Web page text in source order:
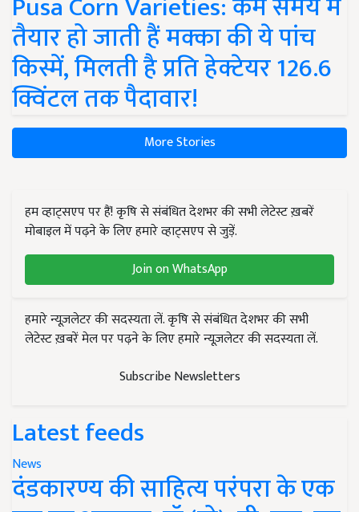
तैयार हो जाती हैं मक्का की ये पांच
किस्में, मिलती है प्रति हेक्टेयर 126.6
क्विंटल तक पैदावार!
More Stories
हम व्हाट्सएप पर हैं! कृषि से संबंधित देशभर की सभी लेटेस्ट ख़बरें
मोबाइल में पढ़ने के लिए हमारे व्हाट्सएप से जुड़ें.
Join on WhatsApp
हमारे न्यूज़लेटर की सदस्यता लें. कृषि से संबंधित देशभर की सभी
लेटेस्ट ख़बरें मेल पर पढ़ने के लिए हमारे न्यूज़लेटर की सदस्यता लें.
Subscribe Newsletters
Latest feeds
News
दंडकारण्य की साहित्य परंपरा के एक